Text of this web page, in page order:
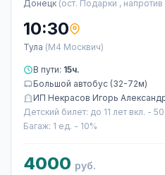
Донецк (ост. Подарки ,
10:30
Тула (М4 Москвич)
В пути: 15ч.
Большой автобус (32-72м)
ИП Некрасов Игорь
Детский билет: до 11 лет вкл. -
Багаж: 1 ед. - 10%
4000 руб.